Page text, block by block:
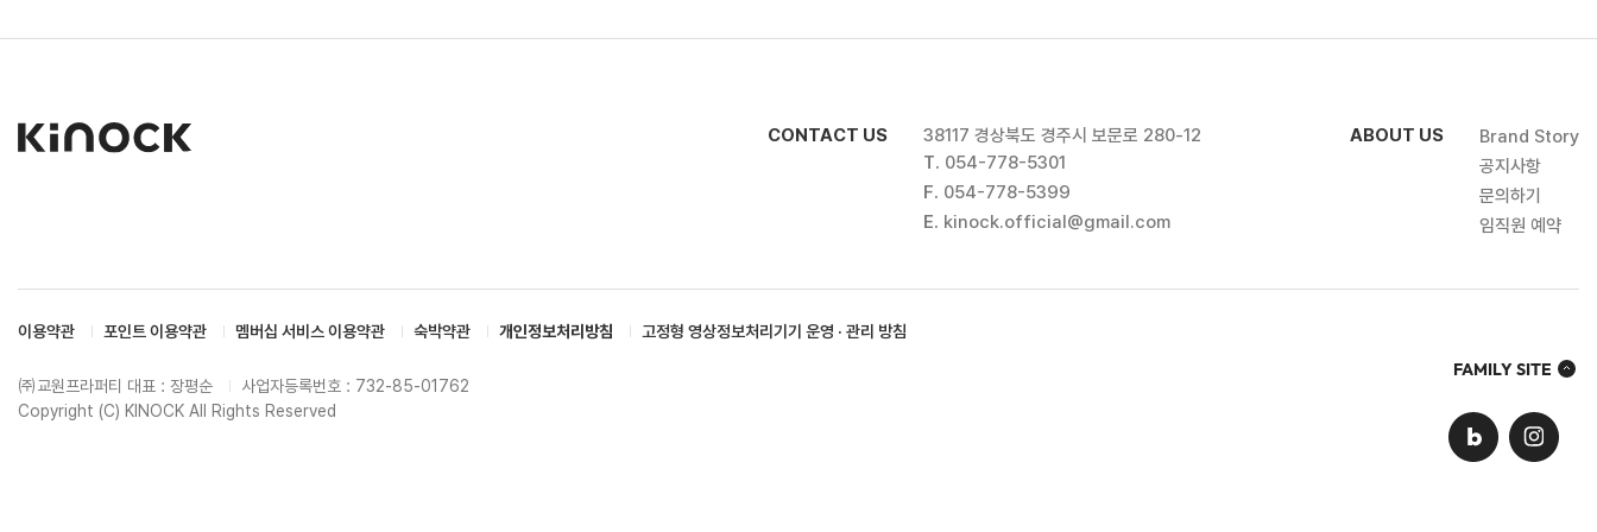
CONTACT US
38117 경상북도 경주시 보문로 280-12
T. 054-778-5301
F. 054-778-5399
E. kinock.official@gmail.com
ABOUT US
Brand Story
공지사항
문의하기
임직원 예약
이용약관 포인트 이용약관 멤버십 서비스 이용약관 숙박약관 개인정보처리방침 고정형 영상정보처리기기 운영 · 관리 방침
㈜교원프라퍼티 대표 : 장평순
사업자등록번호 : 732-85-01762
Copyright (C) KINOCK All Rights Reserved
FAMILY SITE